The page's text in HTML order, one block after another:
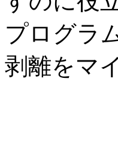
プログラ
剥離をマ